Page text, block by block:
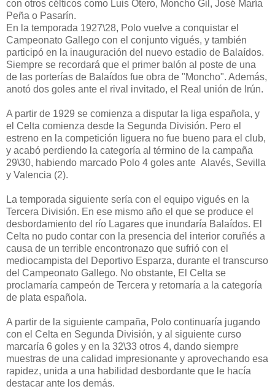
con otros célticos como Luis Otero, Moncho Gil, José María
Peña o Pasarín.
En la temporada 1927\28, Polo vuelve a conquistar el
Campeonato Gallego con el conjunto vigués, y también
participó en la inauguración del nuevo estadio de Balaídos.
Siempre se recordará que el primer balón al poste de una
de las porterías de Balaídos fue obra de "Moncho". Además,
anotó dos goles ante el rival invitado, el Real unión de Irún.
A partir de 1929 se comienza a disputar la liga española, y
el Celta comienza desde la Segunda División. Pero el
estreno en la competición liguera no fue bueno para el club,
y acabó perdiendo la categoría al término de la campaña
29\30, habiendo marcado Polo 4 goles ante Alavés, Sevilla
y Valencia (2).
La temporada siguiente sería con el equipo vigués en la
Tercera División. En ese mismo año el que se produce el
desbordamiento del río Lagares que inundaría Balaídos. El
Celta no pudo contar con la presencia del interior coruñés a
causa de un terrible encontronazo que sufrió con el
mediocampista del Deportivo Esparza, durante el transcurso
del Campeonato Gallego. No obstante, El Celta se
proclamaría campeón de Tercera y retornaría a la categoría
de plata española.
A partir de la siguiente campaña, Polo continuaría jugando
con el Celta en Segunda División, y al siguiente curso
marcaría 6 goles y en la 32\33 otros 4, dando siempre
muestras de una calidad impresionante y aprovechando esa
rapidez, unida a una habilidad desbordante que le hacía
destacar ante los demás.